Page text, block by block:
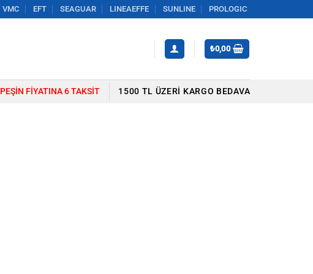
VMC EFT SEAGUAR LINEAEFFE SUNLINE PROLOGIC
₺0,00
PEŞIN FIYATINA 6 TAKSIT 1500 TL ÜZERI KARGO BEDAVA